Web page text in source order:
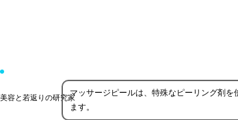
美容と若返りの研究家マッサージピールは、特殊なピーリング剤
ます。